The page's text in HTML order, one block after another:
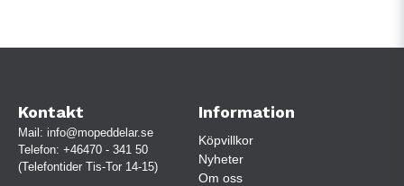
Kontakt
Mail: info@mopeddelar.se
Telefon: +46470 - 341 50
(Telefontider Tis-Tor 14-15)
Information
Köpvillkor
Nyheter
Om oss